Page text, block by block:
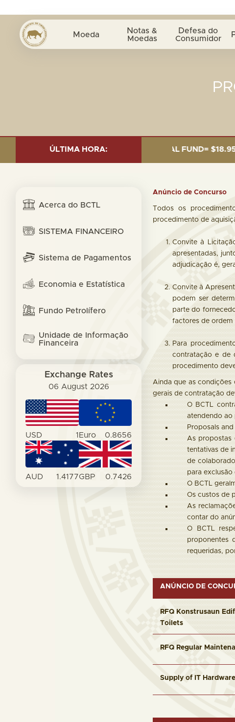
Moeda Notas &
Moedas
Defesa do
Consumidor
ÚLTIMA HORA:
AS OF 30 SEP. 2025: TOTAL FUND= $18.95
Acerca do BCTL
SISTEMA FINANCEIRO
Sistema de Pagamentos
Economia e Estatística
Fundo Petrolífero
Unidade de Informação
Financeira
Exchange Rates
06 August 2026
USD 1 Euro 0.8656
AUD 1.4177GBP 0.7426
Anúncio de Concurso
Todos os
procedimento de
Convite à
apresentadas,
adjudicação é,
Convite à
podem ser
parte do
factores de ordem
Para
contratação e de
procedimento
Ainda que as condições
gerais de contratação
O BCTL
atendendo ao
Proposals
As propostas
tentativas de
de
para
O BCTL
Os custos de
As
contar do
O BCTL
proponentes
requeridas,
ANÚNCIO DE
RFQ Konstrusaun
Toilets
RFQ Regular
Supply of IT